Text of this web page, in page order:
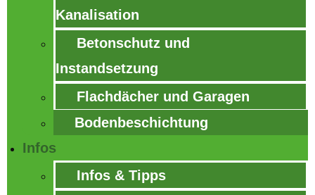
Kanalisation
Betonschutz und
Instandsetzung
Flachdächer und Garagen
Bodenbeschichtung
Infos
Infos & Tipps